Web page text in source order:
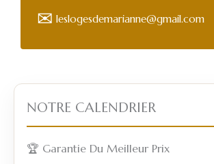
✉ leslogesdemarianne@gmail.com
NOTRE CALENDRIER
🏆 Garantie Du Meilleur Prix